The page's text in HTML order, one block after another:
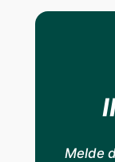
Melde